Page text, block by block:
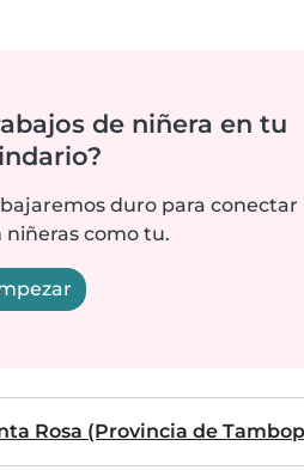
de niñera en tu
duro para conectar
niñeras como tu.
Rosa (Provincia de